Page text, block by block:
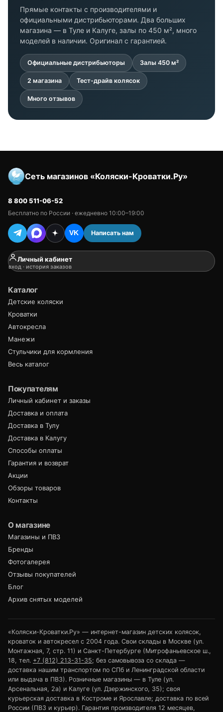
Прямые контакты с производителями и
официальными дистрибьюторами. Два больших
магазина — в Туле и Калуге, залы по 450 м², много
моделей в наличии. Оригинал с гарантией.
Официальные дистрибьюторы Залы 450 м²
2 магазина Тест-драйв колясок
Много отзывов
Сеть магазинов «Коляски-Кроватки.Ру»
8 800 511-06-52
Бесплатно по России · ежедневно 10:00–19:00
VK Написать нам
Личный кабинет
вход · история заказов
Каталог
Детские коляски
Кроватки
Автокресла
Манежи
Стульчики для кормления
Весь каталог
Покупателям
Личный кабинет и заказы
Доставка и оплата
Доставка в Тулу
Доставка в Калугу
Способы оплаты
Гарантия и возврат
Акции
Обзоры товаров
Контакты
О магазине
Магазины и ПВЗ
Бренды
Фотогалерея
Отзывы покупателей
Блог
Архив снятых моделей
«Коляски-Кроватки.Ру» — интернет-магазин детских колясок,
кроваток и автокресел с 2004 года. Свои склады в Москве (ул.
Монтажная, 7, стр. 11) и Санкт-Петербурге (Митрофаньевское ш.,
18, тел. +7 (812) 213-31-35; без самовывоза со склада —
доставка нашим транспортом по СПб и Ленинградской области
или выдача в ПВЗ). Розничные магазины — в Туле (ул.
Арсенальная, 2а) и Калуге (ул. Дзержинского, 35); своя
курьерская доставка в Костроме и Ярославле; доставка по всей
России (ПВЗ и курьер). Гарантия производителя 12 месяцев,